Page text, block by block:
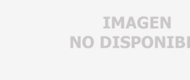
VER COLECCIÓN DE HOMBRE